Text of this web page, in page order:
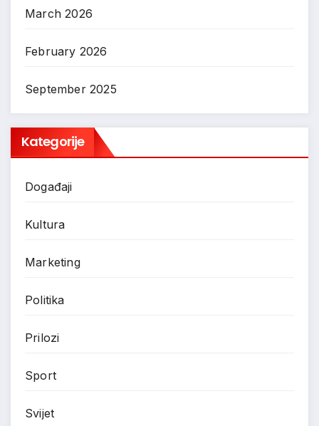
March 2026
February 2026
September 2025
Kategorije
Događaji
Kultura
Marketing
Politika
Prilozi
Sport
Svijet